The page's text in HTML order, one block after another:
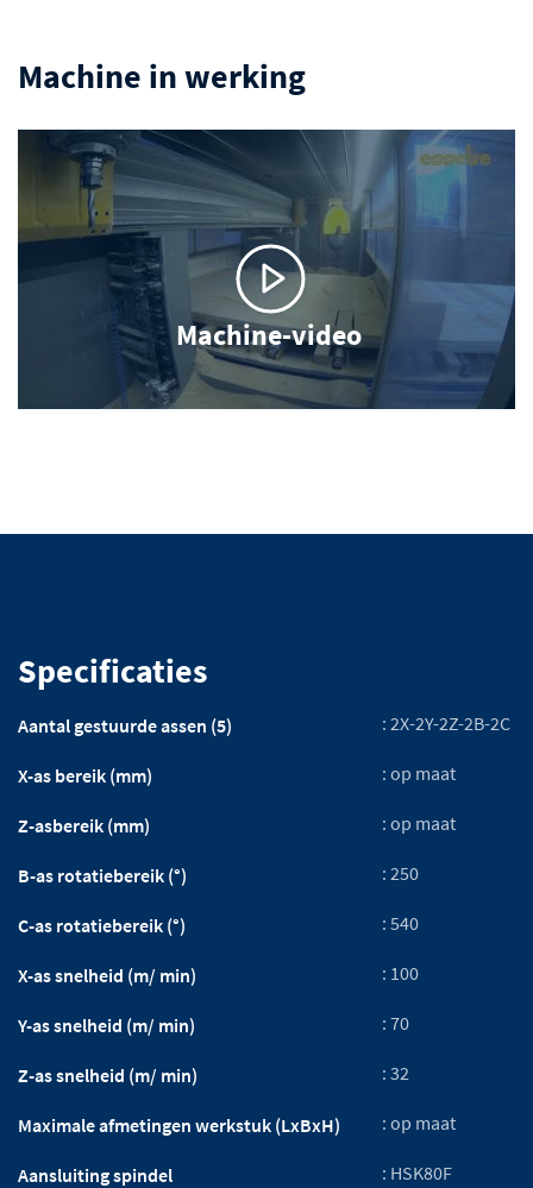
Machine in werking
Specificaties
Aantal gestuurde assen (5) : 2X-2Y-2Z-2B-2C
X-as bereik (mm) : op maat
Z-asbereik (mm) : op maat
B-as rotatiebereik (°) : 250
C-as rotatiebereik (°) : 540
X-as snelheid (m/ min) : 100
Y-as snelheid (m/ min) : 70
Z-as snelheid (m/ min) : 32
Maximale afmetingen werkstuk (LxBxH) : op maat
Aansluiting spindel : HSK80F